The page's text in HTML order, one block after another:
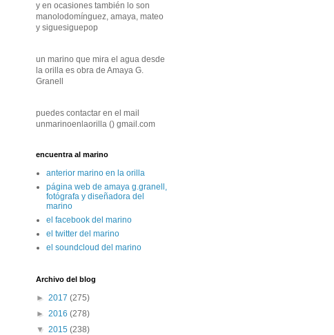
y en ocasiones también lo son
manolodomínguez, amaya, mateo
y siguesiguepop
un marino que mira el agua desde
la orilla es obra de Amaya G.
Granell
puedes contactar en el mail
unmarinoenlaorilla () gmail.com
encuentra al marino
anterior marino en la orilla
página web de amaya g.granell,
fotógrafa y diseñadora del
marino
el facebook del marino
el twitter del marino
el soundcloud del marino
Archivo del blog
► 2017 (275)
► 2016 (278)
▼ 2015 (238)